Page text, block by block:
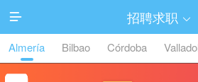
 招聘求职 
Almería Bilbao Córdoba